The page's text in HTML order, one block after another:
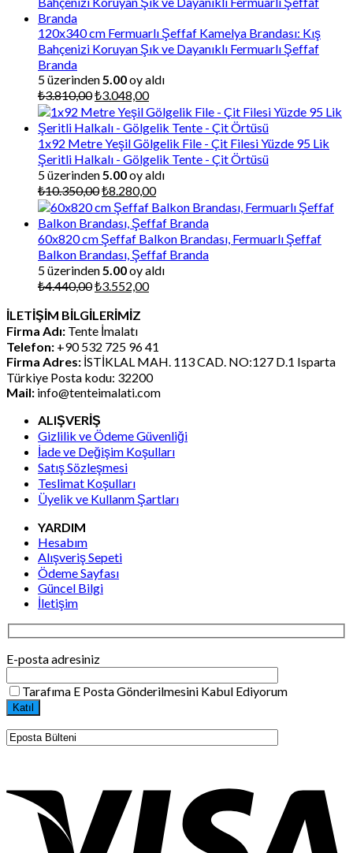
120x340 cm Fermuarlı Şeffaf Kamelya Brandası: Kış
Bahçenizi Koruyan Şık ve Dayanıklı Fermuarlı Şeffaf
Branda
5 üzerinden 5.00oy aldı
₺3.810,00Orijinal
fiyat:
₺3.810,00.
₺3.048,00Şu
andaki
fiyat:
₺3.048,00.
1x92 Metre Yeşil Gölgelik File - Çit Filesi Yüzde 95 Lik
Şeritli Halkalı - Gölgelik Tente - Çit Örtüsü
5 üzerinden 5.00oy aldı
₺10.350,00Orijinal
fiyat:
₺10.350,00.
₺8.280,00Şu
andaki
fiyat:
₺8.280,00.
60x820 cm Şeffaf Balkon Brandası, Fermuarlı Şeffaf
Balkon Brandası, Şeffaf Branda
5 üzerinden 5.00oy aldı
₺4.440,00Orijinal
₺4.440,00.
₺3.552,00Şu
İLETİŞİM BİLGİLERİMİZ
Firma Adı: Tente İmalatı
Telefon: +90 532 725 96 41
Firma Adres: İSTİKLAL MAH. 113 CAD. NO:127 D.1 Isparta
Türkiye Posta kodu: 32200
Mail: info@tenteimalati.com
ALIŞVERİŞ
Gizlilik ve Ödeme Güvenliği
İade ve Değişim Koşulları
Satış Sözleşmesi
Teslimat Koşulları
Üyelik ve Kullanm Şartları
YARDIM
Hesabım
Alışveriş Sepeti
Ödeme Sayfası
Güncel Bilgi
İletişim
E-posta adresiniz
Tarafıma E Posta Gönderilmesini Kabul Ediyorum